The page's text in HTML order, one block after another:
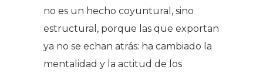
no es un hecho coyuntural, sino
estructural, porque las que exportan
ya no se echan atrás: ha cambiado la
mentalidad y la actitud de los